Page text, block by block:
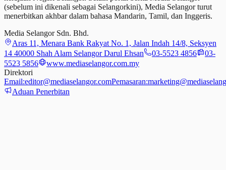
(sebelum ini dikenali sebagai Selangorkini), Media Selangor turut
menerbitkan akhbar dalam bahasa Mandarin, Tamil, dan Inggeris.
Media Selangor Sdn. Bhd.
Aras 11, Menara Bank Rakyat No. 1, Jalan Indah 14/8, Seksyen
14 40000 Shah Alam Selangor Darul Ehsan
03-5523 4856
03-
5523 5856
www.mediaselangor.com.my
Direktori
Email:editor@mediaselangor.comPemasaran:
Aduan Penerbitan